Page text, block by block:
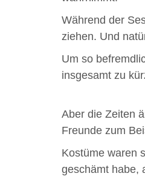
Während der
ziehen. Und
Um so
insgesamt zu
Aber die Zeiten
Freunde zum
Kostüme waren
geschämt habe,